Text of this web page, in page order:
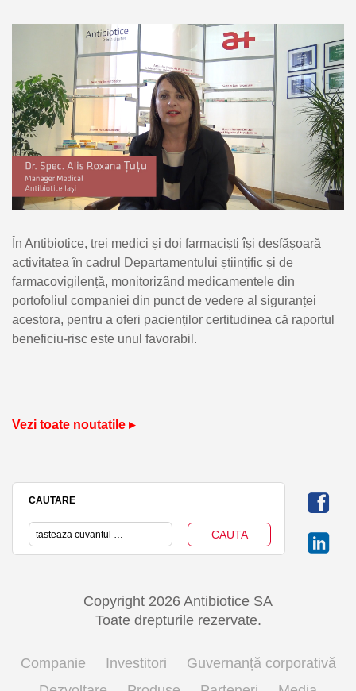
În Antibiotice, trei medici și doi farmaciști își desfășoară
activitatea în cadrul Departamentului științific și de
farmacovigilență, monitorizând medicamentele din
portofoliul companiei din punct de vedere al siguranței
acestora, pentru a oferi pacienților certitudinea că raportul
beneficiu-risc este unul favorabil.
Vezi toate noutatile ▸
CAUTARE
Copyright 2026 Antibiotice SA
Toate drepturile rezervate.
Companie Investitori
Guvernanță corporativă